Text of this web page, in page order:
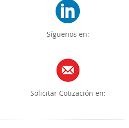
Síguenos en:
Solicitar Cotización en: